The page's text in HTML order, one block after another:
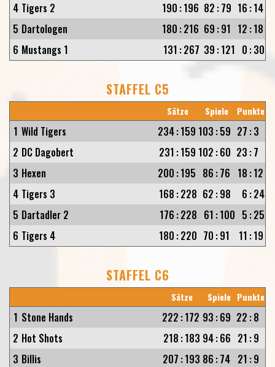
4 Tigers 2 190 :196 82 :79 16 :14
5 Dartologen 180 :216 69 :91 12 :18
6 Mustangs 1 131 :267 39 :121 0 :30
STAFFEL C5
Sätze Spiele Punkte
1 Wild Tigers 234:159 103 :59 27 :3
2 DC Dagobert 231 :159 102 :60 23 :7
3 Hexen 200 :195 86 :76 18 :12
4 Tigers 3 168 :228 62 :98 6 :24
5 Dartadler 2 176 :228 61 :100 5 :25
6 Tigers 4 180 :220 70 :91 11 :19
STAFFEL C6
Sätze Spiele Punkte
1 Stone Hands 222 :172 93 :69 22 :8
2 Hot Shots 218 :183 94:66 21 :9
3 Billis 207 :193 86 :74 21 :9